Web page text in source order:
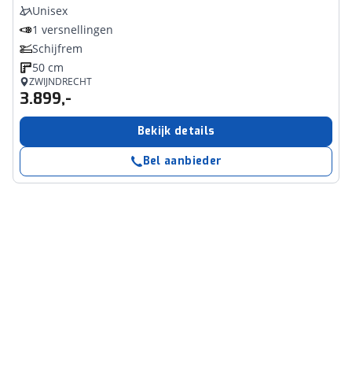
Unisex
1 versnellingen
Schijfrem
50 cm
ZWIJNDRECHT
3.899,-
Bekijk details
Bel aanbieder